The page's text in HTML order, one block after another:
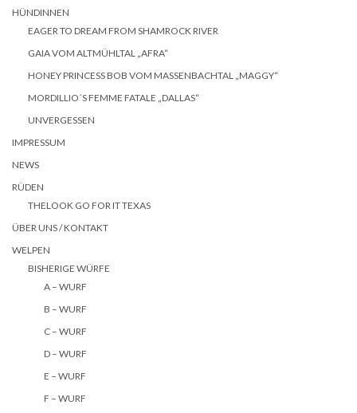
HÜNDINNEN
EAGER TO DREAM FROM SHAMROCK RIVER
GAIA VOM ALTMÜHLTAL „AFRA“
HONEY PRINCESS BOB VOM MASSENBACHTAL „MAGGY“
MORDILLIO´S FEMME FATALE „DALLAS“
UNVERGESSEN
IMPRESSUM
NEWS
RÜDEN
THELOOK GO FOR IT TEXAS
ÜBER UNS / KONTAKT
WELPEN
BISHERIGE WÜRFE
A – WURF
B – WURF
C – WURF
D – WURF
E – WURF
F – WURF